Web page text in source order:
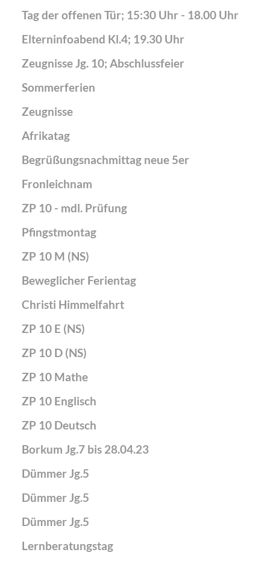
Tag der offenen Tür; 15:30 Uhr - 18.00 Uhr
Elterninfoabend Kl.4; 19.30 Uhr
Zeugnisse Jg. 10; Abschlussfeier
Sommerferien
Zeugnisse
Afrikatag
Begrüßungsnachmittag neue 5er
Fronleichnam
ZP 10 - mdl. Prüfung
Pfingstmontag
ZP 10 M (NS)
Beweglicher Ferientag
Christi Himmelfahrt
ZP 10 E (NS)
ZP 10 D (NS)
ZP 10 Mathe
ZP 10 Englisch
ZP 10 Deutsch
Borkum Jg.7 bis 28.04.23
Dümmer Jg.5
Dümmer Jg.5
Dümmer Jg.5
Lernberatungstag